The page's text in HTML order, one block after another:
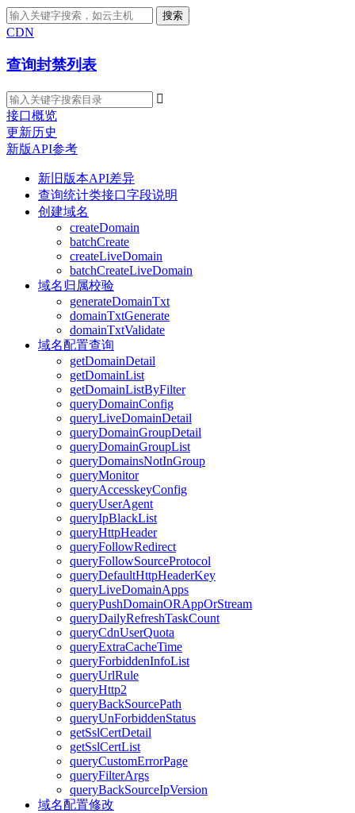
搜索
CDN
查询封禁列表

接口概览
更新历史
新版API参考
新旧版本API差异
查询统计类接口字段说明
创建域名
createDomain
batchCreate
createLiveDomain
batchCreateLiveDomain
域名归属校验
generateDomainTxt
domainTxtGenerate
domainTxtValidate
域名配置查询
getDomainDetail
getDomainList
getDomainListByFilter
queryDomainConfig
queryLiveDomainDetail
queryDomainGroupDetail
queryDomainGroupList
queryDomainsNotInGroup
queryMonitor
queryAccesskeyConfig
queryUserAgent
queryIpBlackList
queryHttpHeader
queryFollowRedirect
queryFollowSourceProtocol
queryDefaultHttpHeaderKey
queryLiveDomainApps
queryPushDomainORAppOrStream
queryDailyRefreshTaskCount
queryCdnUserQuota
queryExtraCacheTime
queryForbiddenInfoList
queryUrlRule
queryHttp2
queryBackSourcePath
queryUnForbiddenStatus
getSslCertDetail
getSslCertList
queryCustomErrorPage
queryFilterArgs
queryBackSourceIpVersion
域名配置修改